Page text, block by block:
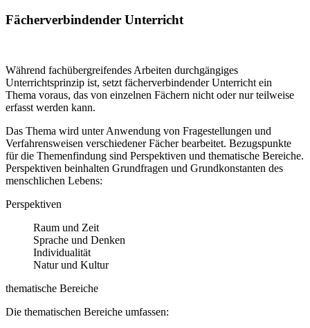
Fächerverbindender Unterricht
Während fachübergreifendes Arbeiten durchgängiges
Unterrichtsprinzip ist, setzt fächerverbindender Unterricht ein
Thema voraus, das von einzelnen Fächern nicht oder nur teilweise
erfasst werden kann.
Das Thema wird unter Anwendung von Fragestellungen und
Verfahrensweisen verschiedener Fächer bearbeitet. Bezugspunkte
für die Themenfindung sind Perspektiven und thematische Bereiche.
Perspektiven beinhalten Grundfragen und Grundkonstanten des
menschlichen Lebens:
Perspektiven
Raum und Zeit
Sprache und Denken
Individualität
Natur und Kultur
thematische Bereiche
Die thematischen Bereiche umfassen: